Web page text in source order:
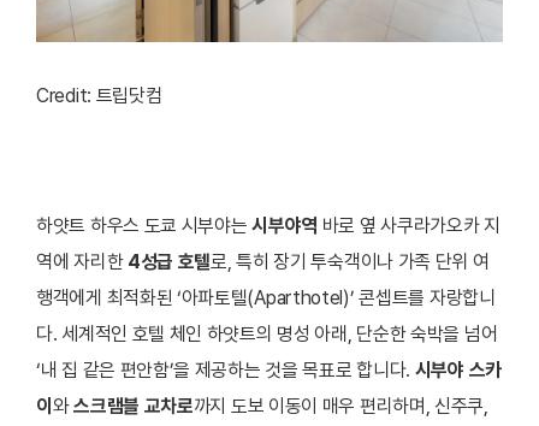
Credit: 트립닷컴
하얏트 하우스 도쿄 시부야는시부야역 바로 옆 사쿠라가오카 지
역에 자리한 4성급 호텔로, 특히 장기 투숙객이나 가족 단위 여
행객에게 최적화된 ‘아파토텔(Aparthotel)’ 콘셉트를 자랑합니
다. 세계적인 호텔 체인 하얏트의 명성 아래, 단순한 숙박을 넘어
‘내 집 같은 편안함’을 제공하는 것을 목표로 합니다. 시부야 스카
이 와스크램블 교차로까지 도보 이동이 매우 편리하며, 신주쿠,